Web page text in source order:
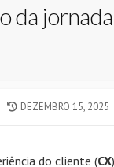
da
LAST
DEZEMBRO 15, 2025
do cliente (CX